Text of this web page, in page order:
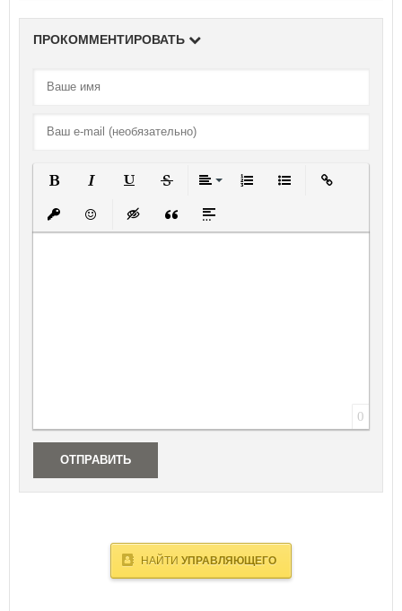
Чувашская Республика
Ямало-Ненецкий автономный округ
Ярославская область
ПРОКОММЕНТИРОВАТЬ
Вставить защищенную ссылку
Вставить смайлик
Вставка скрытого текста
Вставка цитаты
Вставка спойлера
0
ОТПРАВИТЬ
НАЙТИ УПРАВЛЯЮЩЕГО